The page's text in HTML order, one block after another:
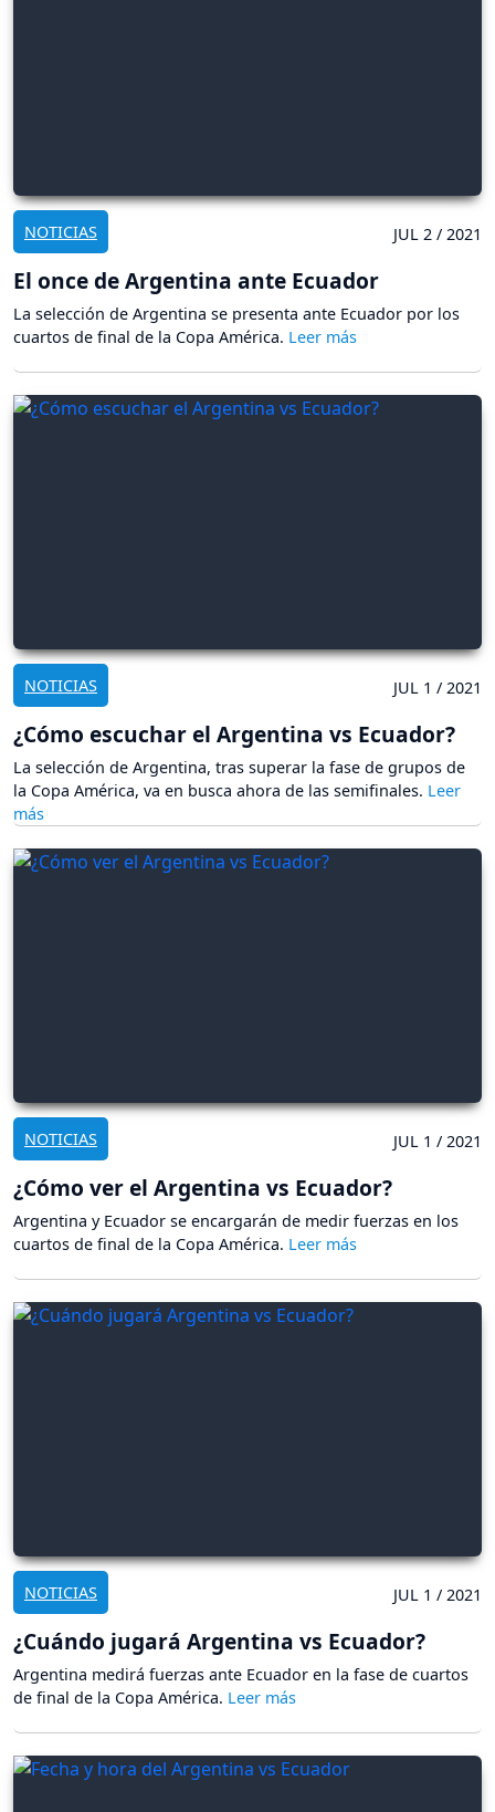
NOTICIAS JUL 2 / 2021
El once de Argentina ante Ecuador
La selección de Argentina se presenta ante Ecuador por los
cuartos de final de la Copa América.
NOTICIAS JUL 1 / 2021
¿Cómo escuchar el Argentina vs Ecuador?
La selección de Argentina, tras superar la fase de grupos de
la Copa América, va en busca ahora de las semifinales.
NOTICIAS JUL 1 / 2021
¿Cómo ver el Argentina vs Ecuador?
Argentina y Ecuador se encargarán de medir fuerzas en los
cuartos de final de la Copa América.
NOTICIAS JUL 1 / 2021
¿Cuándo jugará Argentina vs Ecuador?
Argentina medirá fuerzas ante Ecuador en la fase de cuartos
de final de la Copa América.